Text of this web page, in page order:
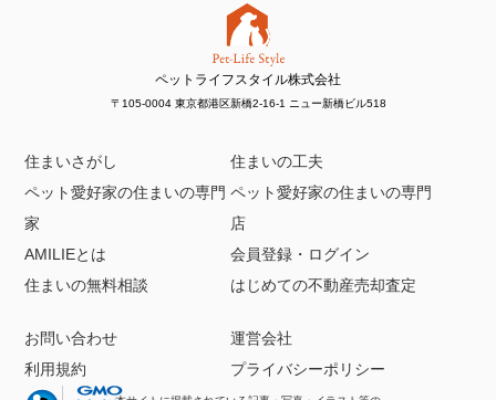
ペットライフスタイル株式会社
〒105-0004 東京都港区新橋2-16-1 ニュー新橋ビル518
住まいさがし
住まいの工夫
ペット愛好家の住まいの専門
家
ペット愛好家の住まいの専門
店
AMILIEとは
会員登録・ログイン
住まいの無料相談
はじめての不動産売却査定
お問い合わせ
運営会社
利用規約
プライバシーポリシー